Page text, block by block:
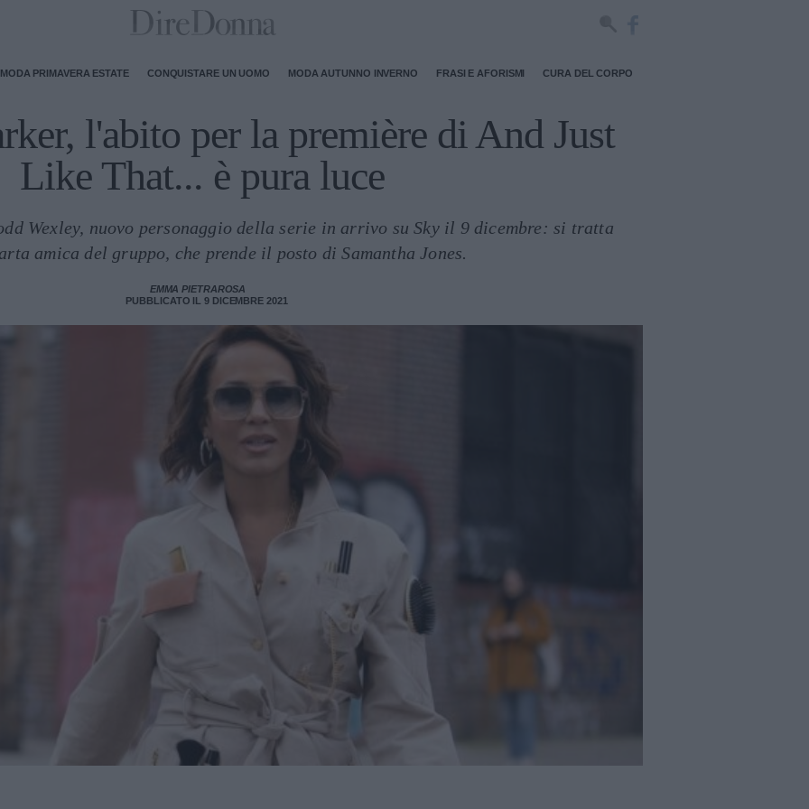
MODA PRIMAVERA ESTATE CONQUISTARE UN UOMO MODA AUTUNNO INVERNO FRASI E AFORISMI CURA DEL CORPO
l'abito per la première di And Just
Like That... è pura luce
Wexley, nuovo personaggio della serie in arrivo su Sky il 9 dicembre: si tratta
amica del gruppo, che prende il posto di Samantha Jones.
EMMA PIETRAROSA
PUBBLICATO IL 9 DICEMBRE 2021